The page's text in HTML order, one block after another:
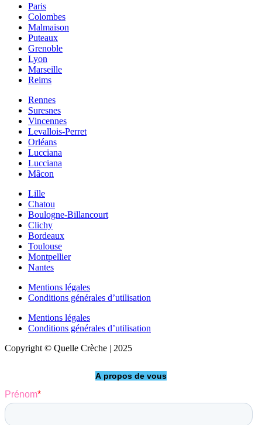
Paris
Colombes
Malmaison
Puteaux
Grenoble
Lyon
Marseille
Reims
Rennes
Suresnes
Vincennes
Levallois-Perret
Orléans
Lucciana
Lucciana
Mâcon
Lille
Chatou
Boulogne-Billancourt
Clichy
Bordeaux
Toulouse
Montpellier
Nantes
Mentions légales
Conditions générales d’utilisation
Mentions légales
Conditions générales d’utilisation
Copyright © Quelle Crèche | 2025